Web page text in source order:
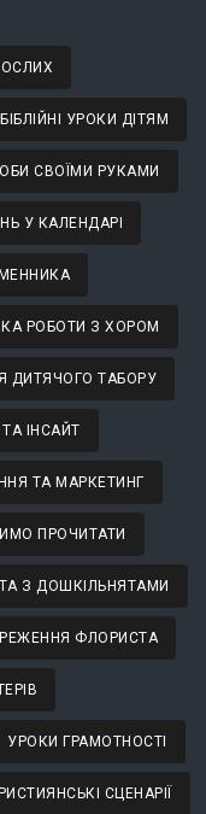
БІБЛІЙНІ УРОКИ ДІТЯМ
СВОЇМИ РУКАМИ
У КАЛЕНДАРІ
РОБОТИ З ХОРОМ
ДИТЯЧОГО ТАБОРУ
ІНСАЙТ
ТА МАРКЕТИНГ
ПРОЧИТАТИ
З ДОШКІЛЬНЯТАМИ
ФЛОРИСТА
УРОКИ ГРАМОТНОСТІ
СЦЕНАРІЇ